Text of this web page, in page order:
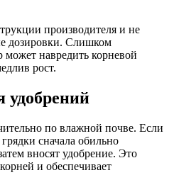
производителя и не
дозировки. Слишком
навредить корневой
рост.
удобрений
по влажной почве. Если
сначала обильно
вносят удобрение. Это
и обеспечивает